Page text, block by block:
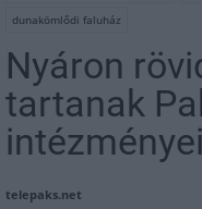
dunakömlődi faluház
Nyáron
tartanak
intézményei
telepaks.net